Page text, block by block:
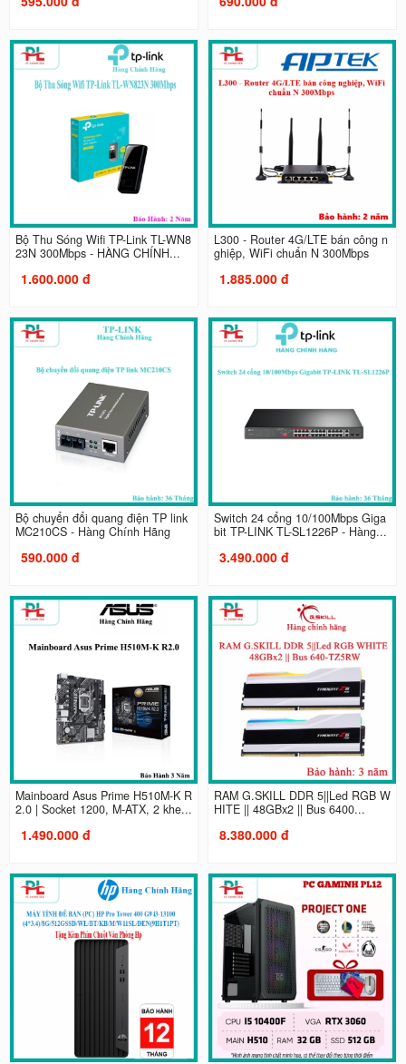
Bộ Thu Sóng Wifi TP-Link TL-WN8
23N 300Mbps - HÀNG CHÍNH...
1.600.000 đ
L300 - Router 4G/LTE bán công n
ghiệp, WiFi chuẩn N 300Mbps
1.885.000 đ
Bộ chuyển đổi quang điện TP link
MC210CS - Hàng Chính Hãng
590.000 đ
Switch 24 cổng 10/100Mbps Giga
bit TP-LINK TL-SL1226P - Hàng...
3.490.000 đ
Mainboard Asus Prime H510M-K R
2.0 | Socket 1200, M-ATX, 2 khe...
1.490.000 đ
RAM G.SKILL DDR 5||Led RGB W
HITE || 48GBx2 || Bus 6400...
8.380.000 đ